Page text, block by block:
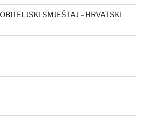
OBITELJSKI SMJEŠTAJ – HRVATSKI